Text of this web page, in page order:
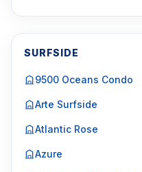
SURFSIDE
9500 Oceans Condo
Arte Surfside
Atlantic Rose
Azure